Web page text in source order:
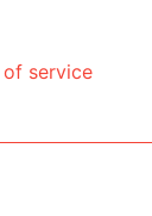
service